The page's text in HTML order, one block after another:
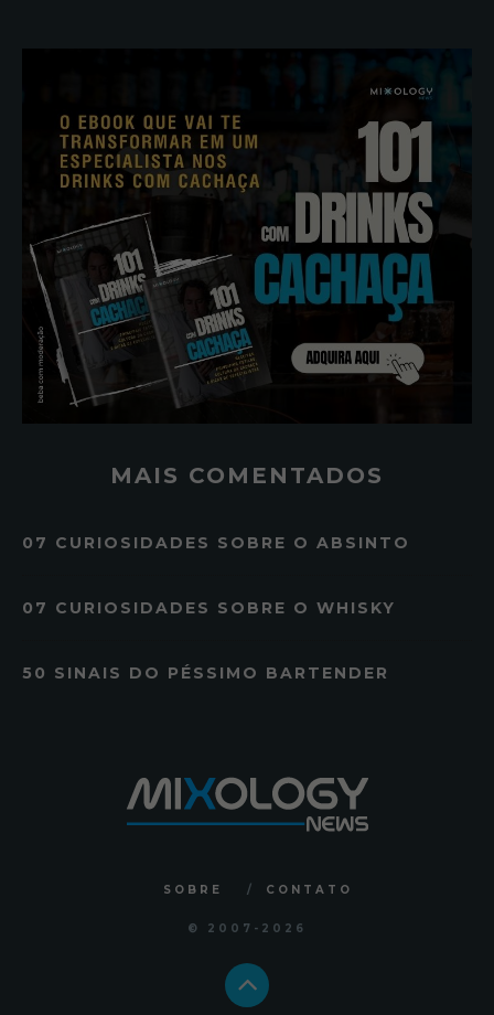
MAIS COMENTADOS
07 CURIOSIDADES SOBRE O ABSINTO
07 CURIOSIDADES SOBRE O WHISKY
50 SINAIS DO PÉSSIMO BARTENDER
SOBRE CONTATO
© 2007 -2026